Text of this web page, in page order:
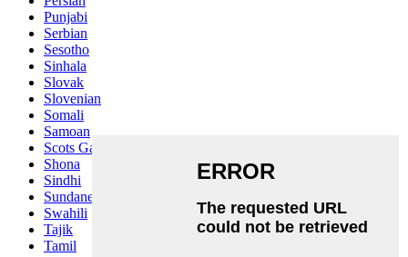
Punjabi
Serbian
Sesotho
Sinhala
Slovak
Slovenian
Somali
Samoan
Scots Gaelic
Shona
Sindhi
Sundanese
Swahili
Tajik
Tamil